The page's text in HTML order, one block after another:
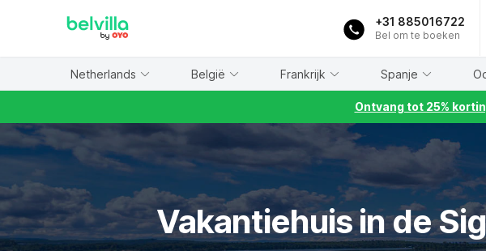
+31 885016722
Bel om te boeken
Netherlands België Frankrijk Spanje
Ontvang tot 25%
Vakantiehuis in de